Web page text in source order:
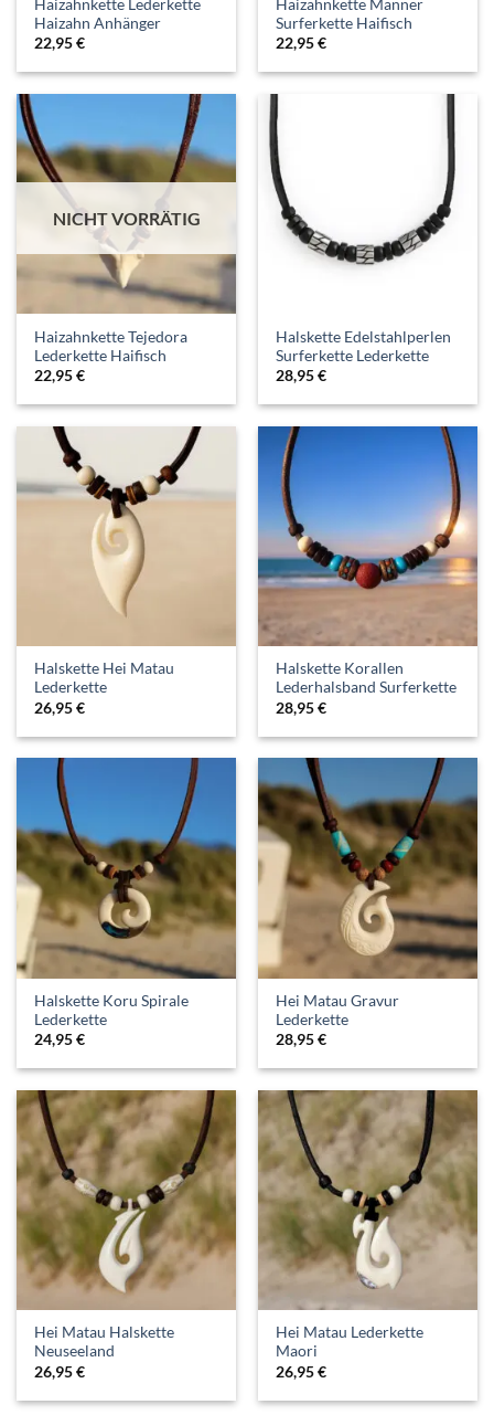
Haizahnkette Lederkette
Haizahn Anhänger
22,95€
Haizahnkette Männer
Surferkette Haifisch
22,95€
NICHT VORRÄTIG
Haizahnkette Tejedora
Lederkette Haifisch
22,95€
Halskette Edelstahlperlen
Surferkette Lederkette
28,95€
Halskette Hei Matau
Lederkette
26,95€
Halskette Korallen
Lederhalsband Surferkette
28,95€
Halskette Koru Spirale
Lederkette
24,95€
Hei Matau Gravur
Lederkette
28,95€
Hei Matau Halskette
Neuseeland
26,95€
Hei Matau Lederkette
Maori
26,95€